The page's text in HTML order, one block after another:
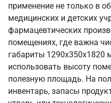
применение не только в
медицинских и детских
фармацевтических
помещениях, где важна
габариты
использовать высоту
полезную площадь. На
инвентарь, запасы